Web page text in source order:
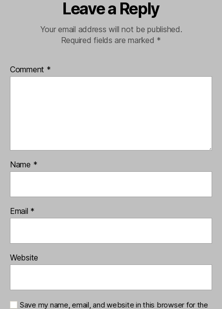
Leave a Reply
Your email address will not be published.
Required fields are marked *
Comment *
Name *
Email *
Website
Save my name, email, and website in this browser for the